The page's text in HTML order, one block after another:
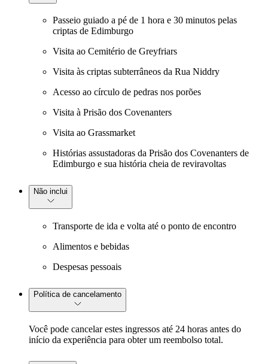
Passeio guiado a pé de 1 hora e 30 minutos pelas
criptas de Edimburgo
Visita ao Cemitério de Greyfriars
Visita às criptas subterrâneos da Rua Niddry
Acesso ao círculo de pedras nos porões
Visita à Prisão dos Covenanters
Visita ao Grassmarket
Histórias assustadoras da Prisão dos Covenanters de
Edimburgo e sua história cheia de reviravoltas
Não inclui
Transporte de ida e volta até o ponto de encontro
Alimentos e bebidas
Despesas pessoais
Política de cancelamento
Você pode cancelar estes ingressos até 24 horas antes do
início da experiência para obter um reembolso total.